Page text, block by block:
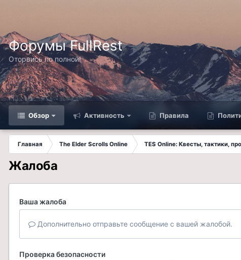
Форумы FullRest
Оторвись по полной!
Обзор Активность Правила
Главная The Elder Scrolls Online TES Online: Квесты, тактики,
Жалоба
Ваша жалоба
Дополнительно отправьте сообщение с вашей жалобой.
Проверка безопасности